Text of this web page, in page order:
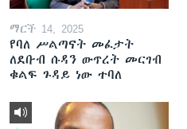
ማርች 14, 2025
የባለ ሥልጣናት መፈታት
ለደቡብ ሱዳን ውጥረት መርገብ
ቁልፍ ጉዳይ ነው ተባለ